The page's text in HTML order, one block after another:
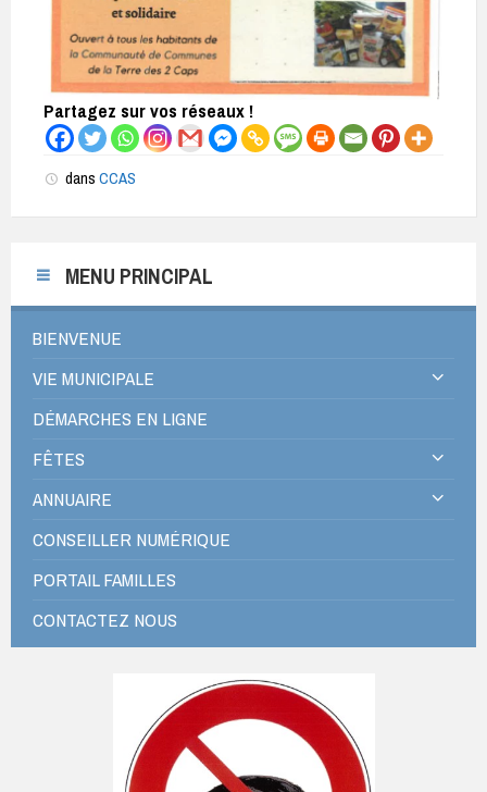
Partagez sur vos réseaux !
dans CCAS
MENU PRINCIPAL
BIENVENUE
VIE MUNICIPALE
DÉMARCHES EN LIGNE
FÊTES
ANNUAIRE
CONSEILLER NUMÉRIQUE
PORTAIL FAMILLES
CONTACTEZ NOUS